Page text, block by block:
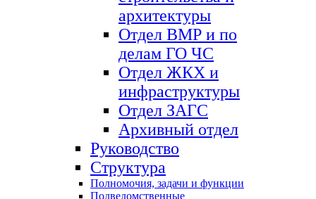
архитектуры
Отдел ВМР и по
делам ГО ЧС
Отдел ЖКХ и
инфраструктуры
Отдел ЗАГС
Архивный отдел
Руководство
Структура
Полномочия, задачи и функции
Подведомственные